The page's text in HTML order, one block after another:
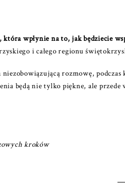
która wpłynie na to, jak będziecie
i całego regionu
rozmowę,
będą nie tylko piękne, ale przede
kroków